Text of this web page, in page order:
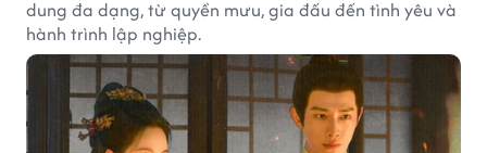
dung đa dạng, từ quyền mưu, gia đấu đến tình yêu và
hành trình lập nghiệp.